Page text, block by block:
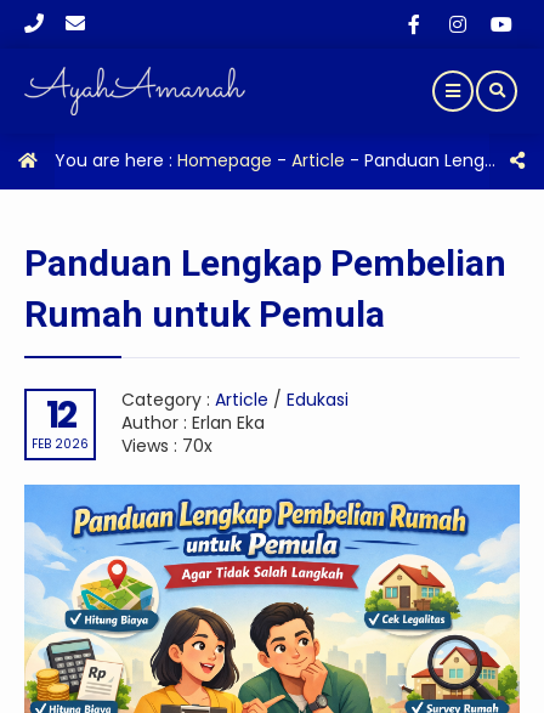
You are here : Homepage - Article - Panduan Lengkap Pembelian Rumah untuk Pemula
Panduan Lengkap Pembelian
Rumah untuk Pemula
12
FEB 2026
Category : Article / Edukasi
Author : Erlan Eka
Views : 70x